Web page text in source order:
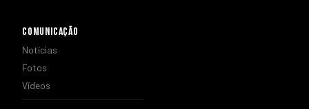
COMUNICAÇÃO
Notícias
Fotos
Vídeos